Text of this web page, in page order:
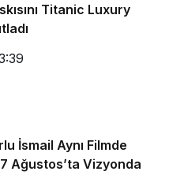
Titanic Luxury
İsmail Aynı Filmde
Ağustos’ta Vizyonda